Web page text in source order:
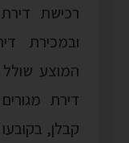
רכישת
ובמכירת
המוצע
דירת
קבלן,